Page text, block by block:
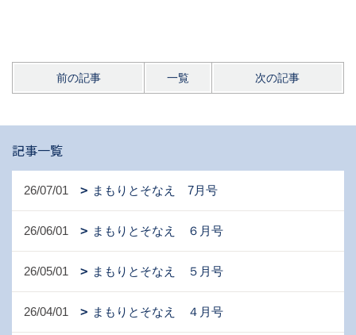
前の記事 一覧 次の記事
記事一覧
26/07/01 まもりとそなえ 7月号
26/06/01 まもりとそなえ ６月号
26/05/01 まもりとそなえ ５月号
26/04/01 まもりとそなえ ４月号